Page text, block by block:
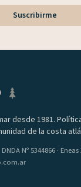
Suscribirme
desde 1981.
de la costa
Nº 5344866 ·